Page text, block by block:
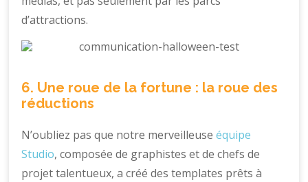
d’attractions.
6. Une roue de la fortune : la roue des
réductions
N’oubliez pas que notre merveilleuseéquipe
Studio, composée de graphistes et de chefs de
projet talentueux, a créé des templates prêts à